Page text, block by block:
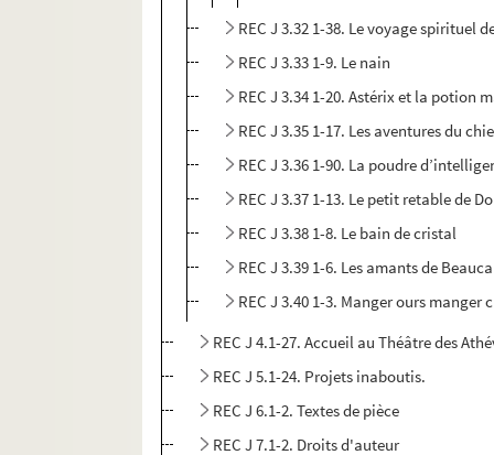
REC J 3.32 1-38. Le voyage spirituel
REC J 3.33 1-9. Le nain
REC J 3.34 1-20. Astérix et la potion
REC J 3.35 1-17. Les aventures du
REC J 3.36 1-90. La poudre
REC J 3.37 1-13. Le petit retable de
REC J 3.38 1-8. Le bain de cristal
REC J 3.39 1-6. Les amants de
REC J 3.40 1-3. Manger ours manger
REC J 4.1-27. Accueil au Théâtre des
REC J 5.1-24. Projets inaboutis.
REC J 6.1-2. Textes de pièce
REC J 7.1-2. Droits d'auteur